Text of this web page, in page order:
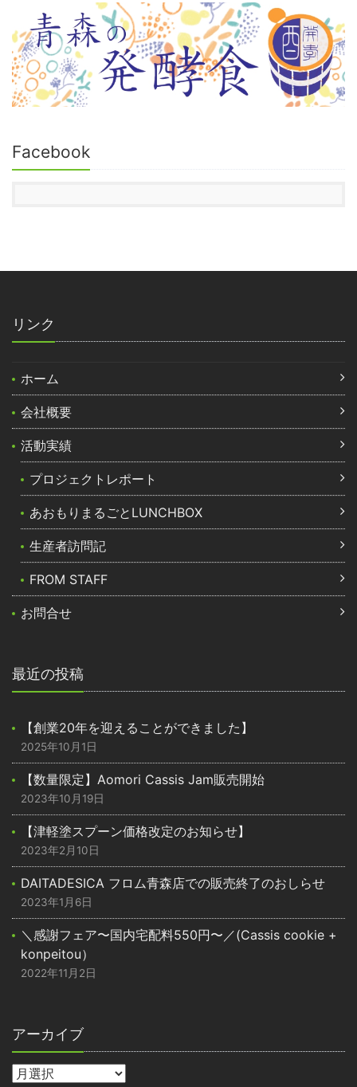
Facebook
リンク
ホーム
会社概要
活動実績
プロジェクトレポート
あおもりまるごとLUNCHBOX
生産者訪問記
FROM STAFF
お問合せ
最近の投稿
【創業20年を迎えることができました】
2025年10月1日
【数量限定】Aomori Cassis Jam販売開始
2023年10月19日
【津軽塗スプーン価格改定のお知らせ】
2023年2月10日
DAITADESICA フロム青森店での販売終了のおしらせ
2023年1月6日
＼感謝フェア〜国内宅配料550円〜／(Cassis cookie +
konpeitou）
2022年11月2日
アーカイブ